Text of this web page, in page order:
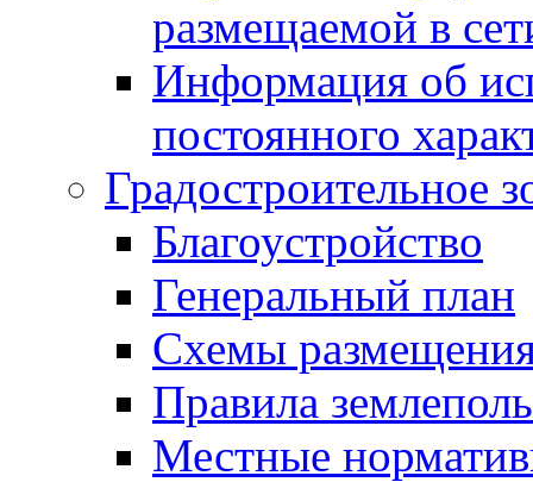
размещаемой в
Информация об
постоянного
Градостроительное
Благоустройство
Генеральный план
Схемы
Правила
Местные